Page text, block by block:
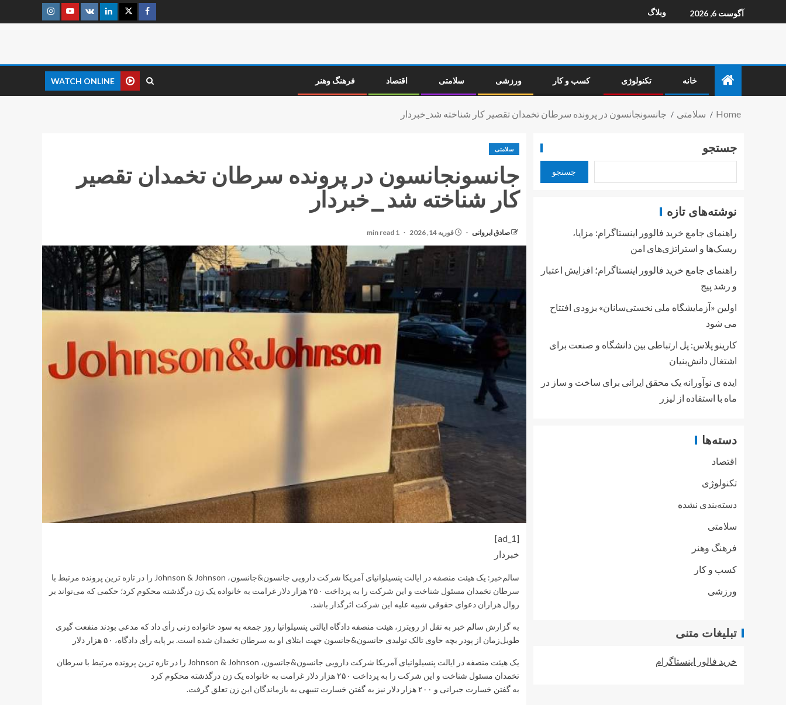
آگوست 6, 2026 وبلاگ
خانه تکنولوژی کسب و کار ورزشی سلامتی اقتصاد فرهنگ وهنر WATCH ONLINE
Home سلامتی جانسونجانسون در پرونده‌ سرطان تخمدان تقصیر کار شناخته شد_خبردار
سلامتی
جانسونجانسون در پرونده‌ سرطان تخمدان تقصیر
کار شناخته شد_خبردار
صادق ایروانی فوریه 14, 2026 1 min read
[ad_1]
خبردار
سالم‌خبر: یک هیئت منصفه در ایالت پنسیلوانیای آمریکا شرکت دارویی جانسون&جانسون، Johnson & Johnson را در تازه ترین پرونده مرتبط با
سرطان تخمدان مسئول شناخت و این شرکت را به پرداخت ۲۵۰ هزار دلار غرامت به خانواده یک زن درگذشته محکوم کرد؛ حکمی که می‌تواند بر
روال هزاران دعوای حقوقی شبیه علیه این شرکت اثرگذار باشد.
به گزارش سالم خبر به نقل از رویترز، هیئت منصفه دادگاه ایالتی پنسیلوانیا روز جمعه به سود خانواده زنی رأی داد که مدعی بودند منفعت گیری
طویل‌زمان از پودر بچه حاوی تالک تولیدی جانسون&جانسون جهت ابتلای او به سرطان تخمدان شده است. بر پایه رأی دادگاه، ۵۰ هزار دلار
یک هیئت منصفه در ایالت پنسیلوانیای آمریکا شرکت دارویی جانسون&جانسون، Johnson & Johnson را در تازه ترین پرونده مرتبط با سرطان
تخمدان مسئول شناخت و این شرکت را به پرداخت ۲۵۰ هزار دلار غرامت به خانواده یک زن درگذشته محکوم کرد
به گفتن خسارت جبرانی و ۲۰۰ هزار دلار نیز به گفتن خسارت تنبیهی به بازماندگان این زن تعلق گرفت.
جستجو
جستجو
نوشته‌های تازه
راهنمای جامع خرید فالوور اینستاگرام: مزایا،
ریسک‌ها و استراتژی‌های امن
راهنمای جامع خرید فالوور اینستاگرام؛ افزایش اعتبار
و رشد پیج
اولین «آزمایشگاه ملی نخستی‌سانان» بزودی افتتاح
می شود
کارینو پلاس: پل ارتباطی بین دانشگاه و صنعت برای
اشتغال دانش‌بنیان
ایده ی نوآورانه یک محقق ایرانی برای ساخت و ساز در
ماه با استفاده از لیزر
دسته‌ها
اقتصاد
تکنولوژی
دسته‌بندی نشده
سلامتی
فرهنگ وهنر
کسب و کار
ورزشی
تبلیغات متنی
خرید فالور اینستاگرام